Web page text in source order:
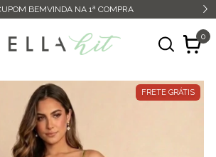
BEMVINDA NA 1ª COMPRA
0
FRETE GRÁTIS